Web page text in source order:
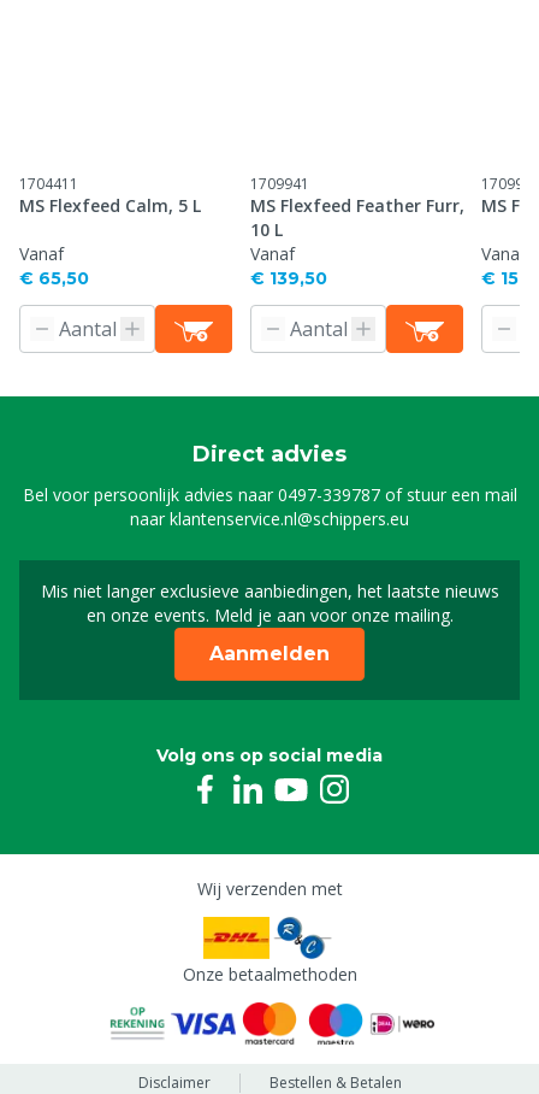
1704411
MS Flexfeed Calm, 5 L
Vanaf
€ 65,50
1709941
MS Flexfeed Feather Furr,
10 L
Vanaf
€ 139,50
1709954
MS
Vanaf
€
Direct advies
Bel voor persoonlijk advies naar0497-339787of stuur een mail
naarklantenservice.nl@schippers.eu
Mis niet langer exclusieve aanbiedingen, het laatste nieuws
en onze events. Meld je aan voor onze mailing.
Schrijf je in voor onze
Aanmelden
Volg ons op social media
Wij verzenden met
Onze betaalmethoden
Disclaimer Bestellen & Betalen